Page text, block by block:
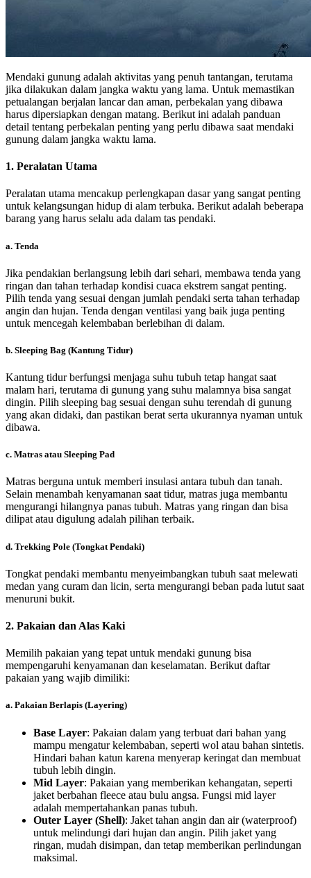
Mendaki gunung adalah aktivitas yang penuh tantangan, terutama
jika dilakukan dalam jangka waktu yang lama. Untuk memastikan
petualangan berjalan lancar dan aman, perbekalan yang dibawa
harus dipersiapkan dengan matang. Berikut ini adalah panduan
detail tentang perbekalan penting yang perlu dibawa saat mendaki
gunung dalam jangka waktu lama.
1. Peralatan Utama
Peralatan utama mencakup perlengkapan dasar yang sangat penting
untuk kelangsungan hidup di alam terbuka. Berikut adalah beberapa
barang yang harus selalu ada dalam tas pendaki.
a. Tenda
Jika pendakian berlangsung lebih dari sehari, membawa tenda yang
ringan dan tahan terhadap kondisi cuaca ekstrem sangat penting.
Pilih tenda yang sesuai dengan jumlah pendaki serta tahan terhadap
angin dan hujan. Tenda dengan ventilasi yang baik juga penting
untuk mencegah kelembaban berlebihan di dalam.
b. Sleeping Bag (Kantung Tidur)
Kantung tidur berfungsi menjaga suhu tubuh tetap hangat saat
malam hari, terutama di gunung yang suhu malamnya bisa sangat
dingin. Pilih sleeping bag sesuai dengan suhu terendah di gunung
yang akan didaki, dan pastikan berat serta ukurannya nyaman untuk
dibawa.
c. Matras atau Sleeping Pad
Matras berguna untuk memberi insulasi antara tubuh dan tanah.
Selain menambah kenyamanan saat tidur, matras juga membantu
mengurangi hilangnya panas tubuh. Matras yang ringan dan bisa
dilipat atau digulung adalah pilihan terbaik.
d. Trekking Pole (Tongkat Pendaki)
Tongkat pendaki membantu menyeimbangkan tubuh saat melewati
medan yang curam dan licin, serta mengurangi beban pada lutut saat
menuruni bukit.
2. Pakaian dan Alas Kaki
Memilih pakaian yang tepat untuk mendaki gunung bisa
mempengaruhi kenyamanan dan keselamatan. Berikut daftar
pakaian yang wajib dimiliki:
a. Pakaian Berlapis (Layering)
Base Layer: Pakaian dalam yang terbuat dari bahan yang
mampu mengatur kelembaban, seperti wol atau bahan sintetis.
Hindari bahan katun karena menyerap keringat dan membuat
tubuh lebih dingin.
Mid Layer: Pakaian yang memberikan kehangatan, seperti
jaket berbahan fleece atau bulu angsa. Fungsi mid layer
adalah mempertahankan panas tubuh.
Outer Layer (Shell): Jaket tahan angin dan air (waterproof)
untuk melindungi dari hujan dan angin. Pilih jaket yang
ringan, mudah disimpan, dan tetap memberikan perlindungan
maksimal.